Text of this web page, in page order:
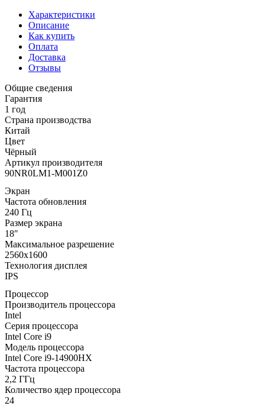
Характеристики
Описание
Как купить
Оплата
Доставка
Отзывы
Общие сведения
Гарантия
1 год
Страна производства
Китай
Цвет
Чёрный
Артикул производителя
90NR0LM1-M001Z0
Экран
Частота обновления
240 Гц
Размер экрана
18″
Максимальное разрешение
2560x1600
Технология дисплея
IPS
Процессор
Производитель процессора
Intel
Серия процессора
Intel Core i9
Модель процессора
Intel Core i9-14900HX
Частота процессора
2,2 ГГц
Количество ядер процессора
24